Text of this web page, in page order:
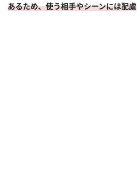
あるため、使う相手やシーンには配慮